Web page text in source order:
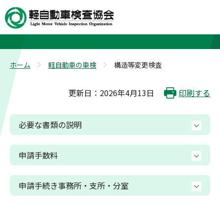
構造等変更検査
ホーム 軽自動車の車検 構造等変更検査
更新日：2026年4月13日 印刷する
必要な書類の説明
申請手数料
申請手続き事務所・支所・分室